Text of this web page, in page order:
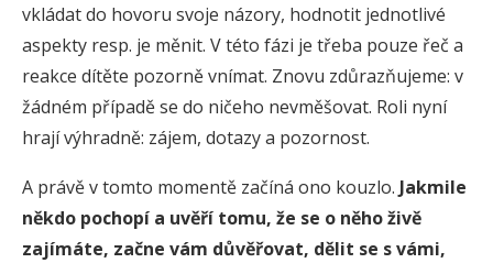
vkládat do hovoru svoje názory, hodnotit jednotlivé
aspekty resp. je měnit. V této fázi je třeba pouze řeč a
reakce dítěte pozorně vnímat. Znovu zdůrazňujeme: v
žádném případě se do ničeho nevměšovat. Roli nyní
hrají výhradně: zájem, dotazy a pozornost.
A právě v tomto momentě začíná ono kouzlo. Jakmile
někdo pochopí a uvěří tomu, že se o něho živě
zajímáte, začne vám důvěřovat, dělit se s vámi,